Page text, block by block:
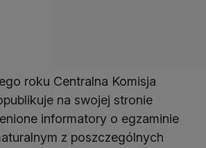
roku Centralna Komisja
na swojej stronie
informatory o egzaminie
z poszczególnych